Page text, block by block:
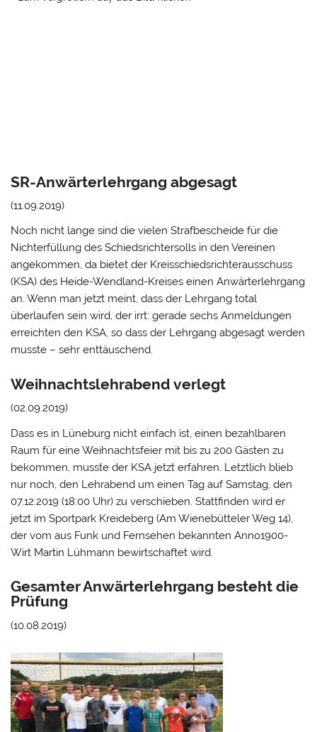
SR-Anwärterlehrgang abgesagt
(11.09.2019)
Noch nicht lange sind die vielen Strafbescheide für die
Nichterfüllung des Schiedsrichtersolls in den Vereinen
angekommen, da bietet der Kreisschiedsrichterausschuss
(KSA) des Heide-Wendland-Kreises einen Anwärterlehrgang
an. Wenn man jetzt meint, dass der Lehrgang total
überlaufen sein wird, der irrt: gerade sechs Anmeldungen
erreichten den KSA, so dass der Lehrgang abgesagt werden
musste – sehr enttäuschend.
Weihnachtslehrabend verlegt
(02.09.2019)
Dass es in Lüneburg nicht einfach ist, einen bezahlbaren
Raum für eine Weihnachtsfeier mit bis zu 200 Gästen zu
bekommen, musste der KSA jetzt erfahren. Letztlich blieb
nur noch, den Lehrabend um einen Tag auf Samstag, den
07.12.2019 (18:00 Uhr) zu verschieben. Stattfinden wird er
jetzt im Sportpark Kreideberg (Am Wienebütteler Weg 14),
der vom aus Funk und Fernsehen bekannten Anno1900-
Wirt Martin Lühmann bewirtschaftet wird.
Gesamter Anwärterlehrgang besteht die
Prüfung
(10.08.2019)